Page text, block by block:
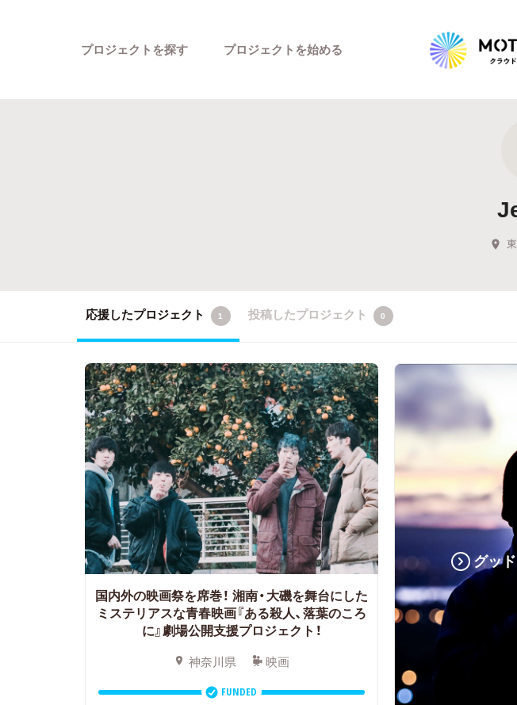
プロジェクトを探す
新着
キュ
プロジェクトを始める
応援したプロジェクト 1 投稿したプロジェクト 0
国内外の映画祭を席巻！ 湘南・大磯を舞台にした
ミステリアスな青春映画『ある殺人、落葉のころ
に』劇場公開支援プロジェクト！
神奈川県 映画
FUNDED
グッ